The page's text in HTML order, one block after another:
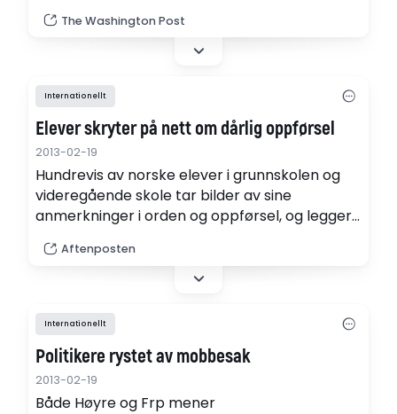
neediest schools, with only a two-year
The Washington Post
Internationellt
Elever skryter på nett om dårlig oppførsel
2013-02-19
Hundrevis av norske elever i grunnskolen og
videregående skole tar bilder av sine
anmerkninger i orden og oppførsel, og legger
Aftenposten
Internationellt
Politikere rystet av mobbesak
2013-02-19
Både Høyre og Frp mener